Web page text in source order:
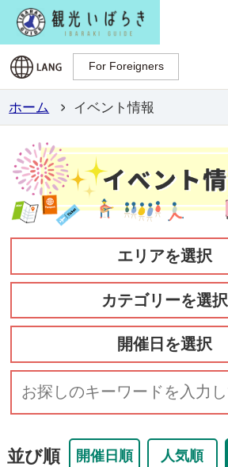
For Foreigners
For Foreigners
ホーム イベント情報
エリアを選択
カテゴリーを選択
開催日を選択
並び順 開催日順 人気順